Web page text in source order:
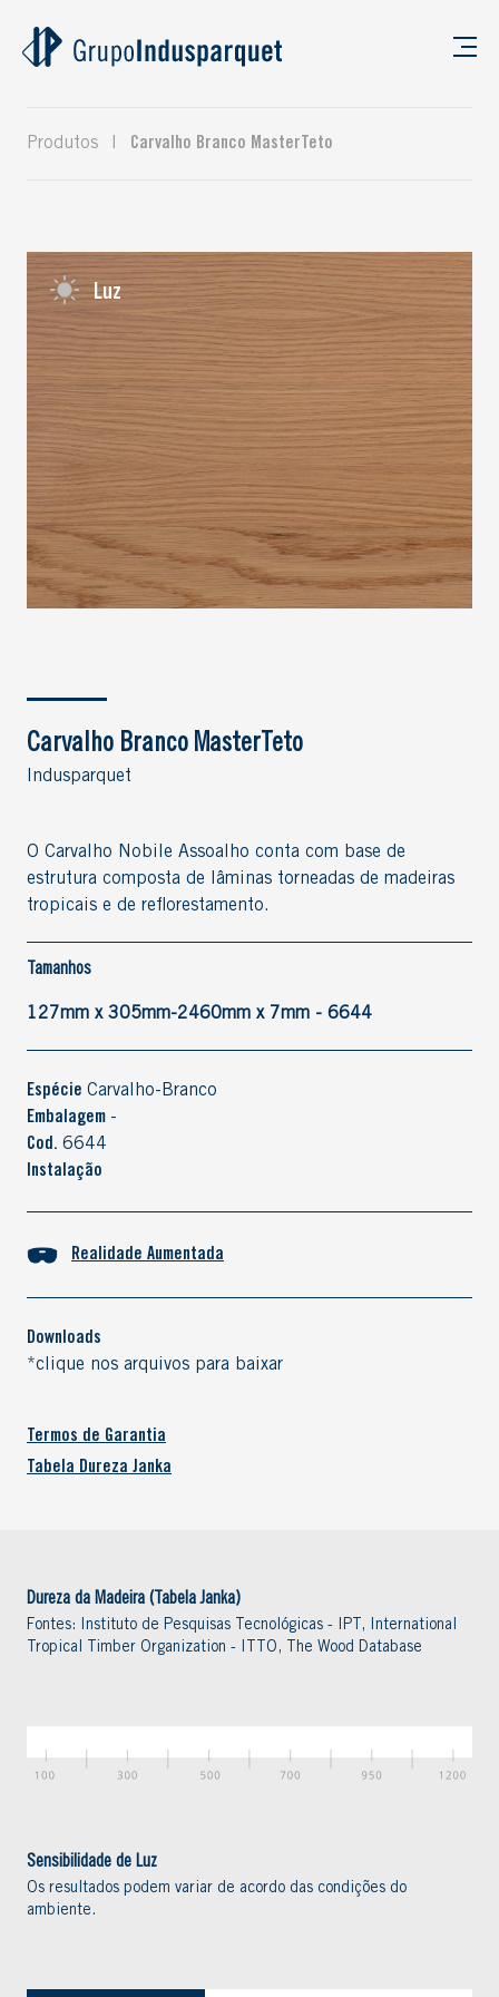
Produtos Carvalho Branco MasterTeto
Luz
Carvalho Branco MasterTeto
Indusparquet
O Carvalho Nobile Assoalho conta com base de
estrutura composta de lâminas torneadas de madeiras
tropicais e de reflorestamento.
Tamanhos
127mm x 305mm-2460mm x 7mm - 6644
Espécie Carvalho-Branco
Embalagem -
Cod. 6644
Instalação
Realidade Aumentada
Downloads
*clique nos arquivos para baixar
Termos de Garantia
Tabela Dureza Janka
Dureza da Madeira (Tabela Janka)
Fontes: Instituto de Pesquisas Tecnológicas - IPT, International
Tropical Timber Organization - ITTO, The Wood Database
Sensibilidade de Luz
Os resultados podem variar de acordo das condições do
ambiente.